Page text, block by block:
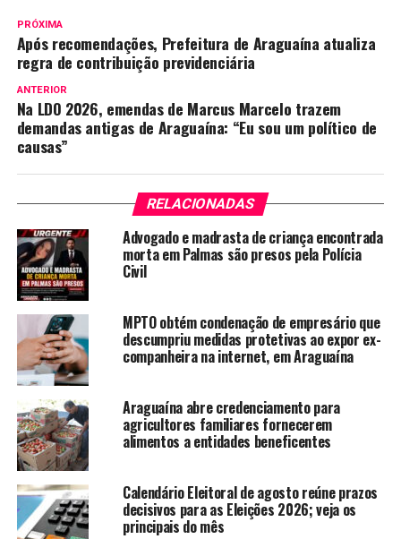
PRÓXIMA
Após recomendações, Prefeitura de Araguaína atualiza
regra de contribuição previdenciária
ANTERIOR
Na LDO 2026, emendas de Marcus Marcelo trazem
demandas antigas de Araguaína: “Eu sou um político de
causas”
RELACIONADAS
Advogado e madrasta de criança encontrada
morta em Palmas são presos pela Polícia
Civil
MPTO obtém condenação de empresário que
descumpriu medidas protetivas ao expor ex-
companheira na internet, em Araguaína
Araguaína abre credenciamento para
agricultores familiares fornecerem
alimentos a entidades beneficentes
Calendário Eleitoral de agosto reúne prazos
decisivos para as Eleições 2026; veja os
principais do mês